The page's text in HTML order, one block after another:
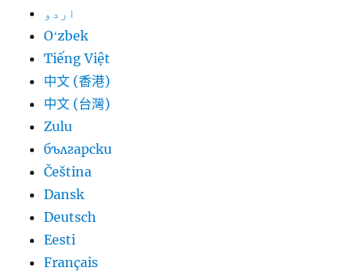
اردو
Oʻzbek
Tiếng Việt
中文 (香港)
中文 (台灣)
Zulu
български
Čeština
Dansk
Deutsch
Eesti
Français